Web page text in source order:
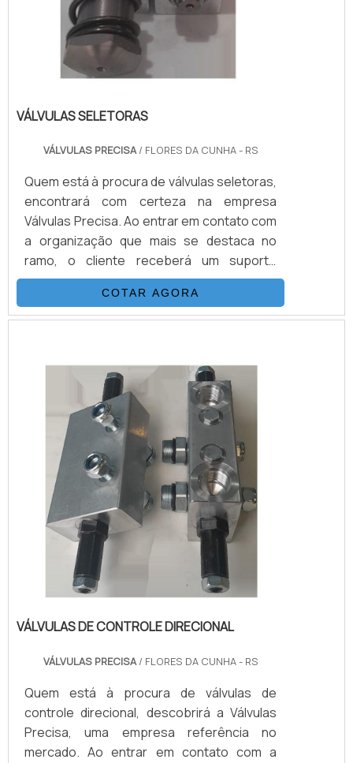
VÁLVULAS SELETORAS
VÁLVULAS PRECISA/ FLORES DA CUNHA - RS
Quem está à procura de válvulas seletoras,
encontrará com certeza na empresa
Válvulas Precisa. Ao entrar em contato com
a organização que mais se destaca no
ramo, o cliente receberá um suporte
completo para sanar eventuais dúvidas
sobre o produto a ser adquirido.Quando o
quesito é válvulas seletoras, com a melhor
benefício e atendimento eficaz em todo o
COTAR AGORA
VÁLVULAS DE CONTROLE DIRECIONAL
VÁLVULAS PRECISA/ FLORES DA CUNHA - RS
Quem está à procura de válvulas de
controle direcional, descobrirá a Válvulas
Precisa, uma empresa referência no
mercado. Ao entrar em contato com a